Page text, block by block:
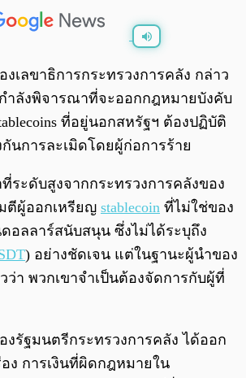
/
งเลขาธิการกระทรวงการคลัง กล่าว
ำลังพิจารณาที่จะออกกฎหมายบังคับ
ที่อยู่นอกสหรัฐฯ ต้องปฏิบัติ
นการละเมิดโดยผู้ก่อการร้าย
ระดับสูงจากกระทรวงการคลังของ
ตีผู้ออกเหรียญ stablecoin ที่ไม่ใช่ของ
อลลาร์สนับสนุน ซึ่งไม่ได้ระบุถึง
) อย่างชัดเจน แต่ในฐานะผู้นำของ
า พวกเขาจำเป็นต้องจัดการกับผู้ที่
งรัฐมนตรีกระทรวงการคลัง ได้ออก
อง การเงินที่ผิดกฎหมายใน